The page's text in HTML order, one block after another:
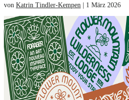
von Katrin Tindler-Kempen 1 März 2026